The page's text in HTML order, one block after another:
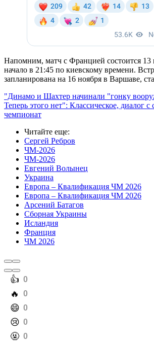
Напомним, матч с Францией состоится 13
начало в 21:45 по киевскому времени.
запланирована на 16 ноября в Варшаве,
"Динамо и Шахтер начинали "гонку
Теперь этого нет": Классическое, диалог
чемпионат
Читайте еще:
Сергей Ребров
ЧМ-2026
ЧМ-2026
Евгений Волынец
Украина
Европа – Квалификация ЧМ 2026
Европа – Квалификация ЧМ 2026
Арсений Батагов
Сборная Украины
Исландия
Франция
ЧМ 2026
️👍 0
️🔥 0
️😄 0
️😢 0
️🤬 0